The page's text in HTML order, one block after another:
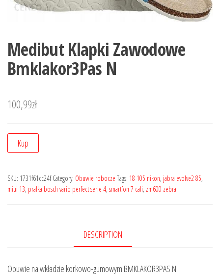
Medibut Klapki Zawodowe
Bmklakor3Pas N
100,99zł
Kup
SKU: 1731f61cc24f Category: Obuwie robocze Tags: 18 105 nikon, jabra evolve2 85,
miui 13, pralka bosch vario perfect serie 4, smartfon 7 cali, zm600 zebra
DESCRIPTION
Obuwie na wkładzie korkowo-gumowym BMKLAKOR3PAS N